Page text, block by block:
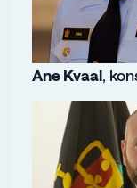
Ane Kvaal,